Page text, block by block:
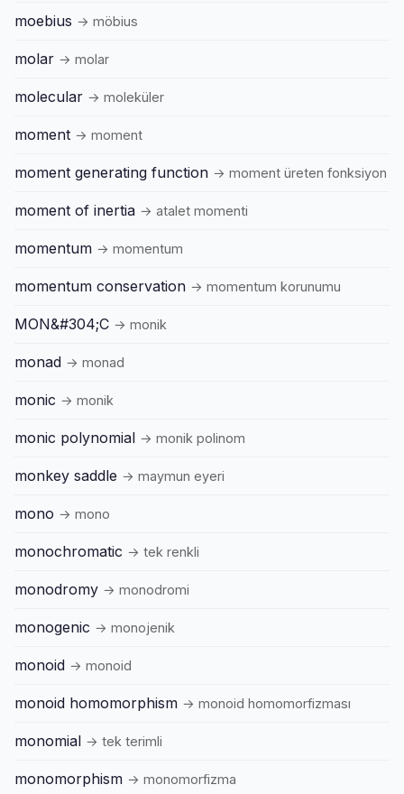
moebius → möbius
molar → molar
molecular → moleküler
moment → moment
moment generating function → moment üreten fonksiyon
moment of inertia → atalet momenti
momentum → momentum
momentum conservation → momentum korunumu
MON&#304;C → monik
monad → monad
monic → monik
monic polynomial → monik polinom
monkey saddle → maymun eyeri
mono → mono
monochromatic → tek renkli
monodromy → monodromi
monogenic → monojenik
monoid → monoid
monoid homomorphism → monoid homomorfizması
monomial → tek terimli
monomorphism → monomorfizma